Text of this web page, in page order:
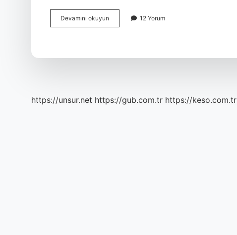
Devamını okuyun Kanadanın
En
12 Yorum
https://unsur.net https://gub.com.tr https://keso.com.tr